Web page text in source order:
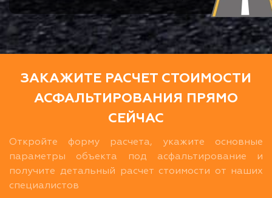
ЗАКАЖИТЕ РАСЧЕТ СТОИМОСТИ
АСФАЛЬТИРОВАНИЯ ПРЯМО
СЕЙЧАС
Откройте форму расчета, укажите основные
параметры объекта под асфальтирование и
получите детальный расчет стоимости от наших
специалистов